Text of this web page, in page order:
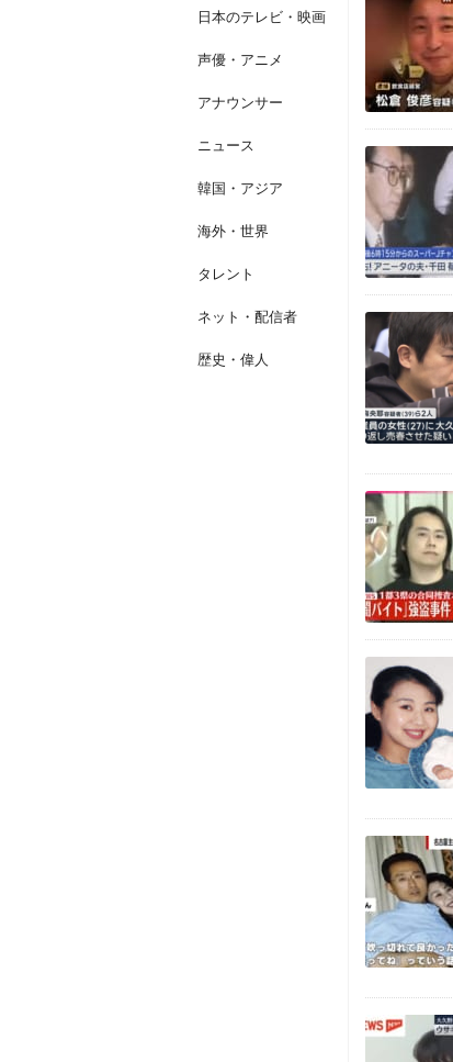
日本のテレビ・映画
声優・アニメ
アナウンサー
ニュース
韓国・アジア
海外・世界
タレント
ネット・配信者
歴史・偉人